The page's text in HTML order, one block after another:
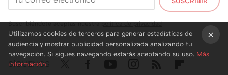
Suscribiéndote aceptas nuestrapolítica de privacidad
SÍGUENOS
Utilizamos cookies de terceros para generar estadísticas de
audiencia y mostrar publicidad personalizada analizando tu
navegación. Si sigues navegando estarás aceptando su uso. Más
información